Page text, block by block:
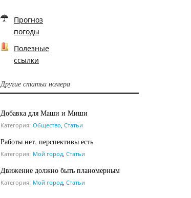
Прогноз
погоды
Полезные
ссылки
Другие статьи номера
Добавка для Маши и Миши
Категория: Общество Статьи
Работы нет, перспективы есть
Категория: Мой город Статьи
Движение должно быть планомерным
Категория: Мой город Статьи